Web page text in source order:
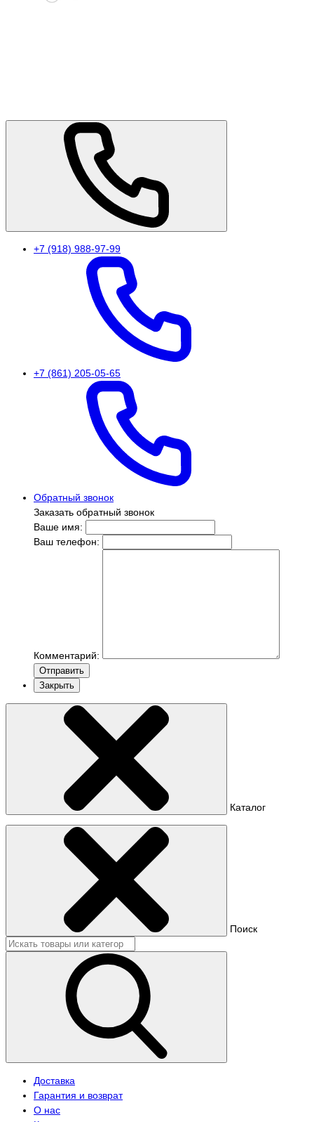
+7 (918) 988-97-99
+7 (861) 205-05-65
Обратный звонок
Заказать обратный звонок
Ваше имя:
Ваш телефон:
Комментарий:
Отправить
Закрыть
Каталог
Поиск
Доставка
Гарантия и возврат
О нас